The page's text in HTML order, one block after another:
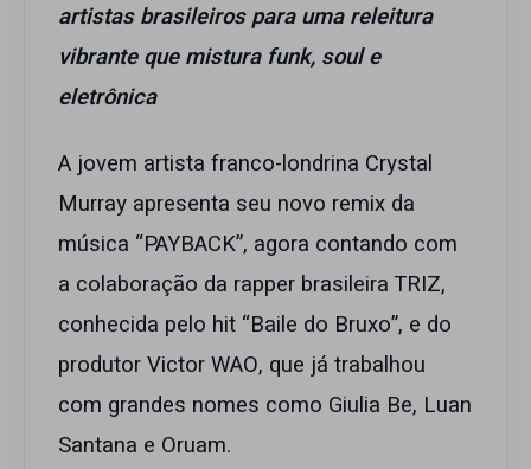
artistas brasileiros para uma releitura
vibrante que mistura funk, soul e
eletrônica
A jovem artista franco-londrina Crystal
Murray apresenta seu novo remix da
música “PAYBACK”, agora contando com
a colaboração da rapper brasileira TRIZ,
conhecida pelo hit “Baile do Bruxo”, e do
produtor Victor WAO, que já trabalhou
com grandes nomes como Giulia Be, Luan
Santana e Oruam.